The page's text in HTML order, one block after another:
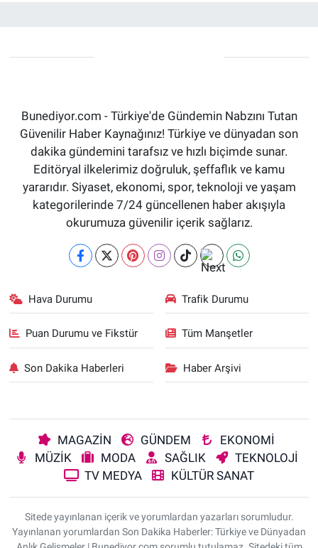
Bunediyor.com - Türkiye'de Gündemin Nabzını Tutan
Güvenilir Haber Kaynağınız! Türkiye ve dünyadan son
dakika gündemini tarafsız ve hızlı biçimde sunar.
Editöryal ilkelerimiz doğruluk, şeffaflık ve kamu
yararıdır. Siyaset, ekonomi, spor, teknoloji ve yaşam
kategorilerinde 7/24 güncellenen haber akışıyla
okurumuza güvenilir içerik sağlarız.
Hava Durumu Trafik Durumu
Puan Durumu ve Fikstür Tüm Manşetler
Son Dakika Haberleri Haber Arşivi
MAGAZİN GÜNDEM
EKONOMİ
MÜZİK
MODA SAĞLIK
TEKNOLOJİ
TV MEDYA
KÜLTÜR SANAT
Sitede yayınlanan içerik ve yorumlardan yazarları sorumludur.
Yayınlanan yorumlardan Son Dakika Haberler: Türkiye ve Dünyadan